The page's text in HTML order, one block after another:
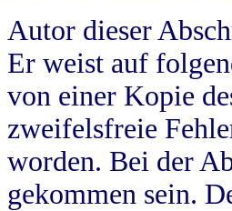
Autor dieser
Er weist auf
von einer Kopie
zweifelsfreie
worden. Bei der
gekommen sein.